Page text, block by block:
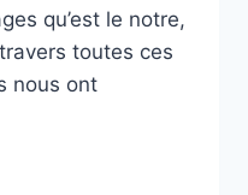
qu’est le notre,
toutes ces
nous ont